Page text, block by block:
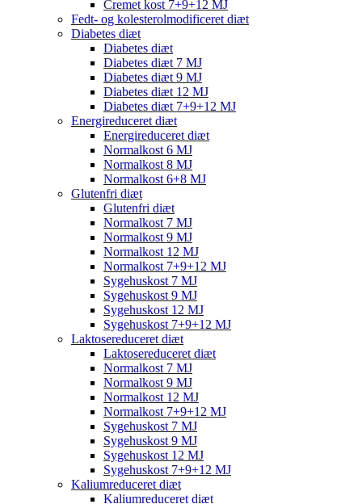
Cremet kost 7+9+12 MJ
Fedt- og kolesterolmodificeret diæt
Diabetes diæt
Diabetes diæt
Diabetes diæt 7 MJ
Diabetes diæt 9 MJ
Diabetes diæt 12 MJ
Diabetes diæt 7+9+12 MJ
Energireduceret diæt
Energireduceret diæt
Normalkost 6 MJ
Normalkost 8 MJ
Normalkost 6+8 MJ
Glutenfri diæt
Glutenfri diæt
Normalkost 7 MJ
Normalkost 9 MJ
Normalkost 12 MJ
Normalkost 7+9+12 MJ
Sygehuskost 7 MJ
Sygehuskost 9 MJ
Sygehuskost 12 MJ
Sygehuskost 7+9+12 MJ
Laktosereduceret diæt
Laktosereduceret diæt
Normalkost 7 MJ
Normalkost 9 MJ
Normalkost 12 MJ
Normalkost 7+9+12 MJ
Sygehuskost 7 MJ
Sygehuskost 9 MJ
Sygehuskost 12 MJ
Sygehuskost 7+9+12 MJ
Kaliumreduceret diæt
Kaliumreduceret diæt